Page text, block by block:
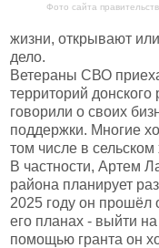
Фото сайта
жизни, открывают
дело.
Ветераны СВО
территорий донского
говорили о своих
поддержки. Многие
том числе в сельском
В частности, Артем
района планирует
2025 году он
его планах - выйти
помощью гранта он